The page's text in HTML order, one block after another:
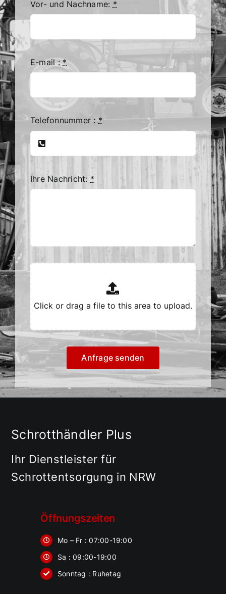
Vor- und Nachname: *
E-mail :*
Telefonnummer : *
Ihre Nachricht: *
Anfrage senden
Schrotthändler Plus
Ihr Dienstleister für
Schrottentsorgung in NRW
Öffnungszeiten
Mo – Fr : 07:00-19:00
Sa : 09:00-19:00
Sonntag : Ruhetag